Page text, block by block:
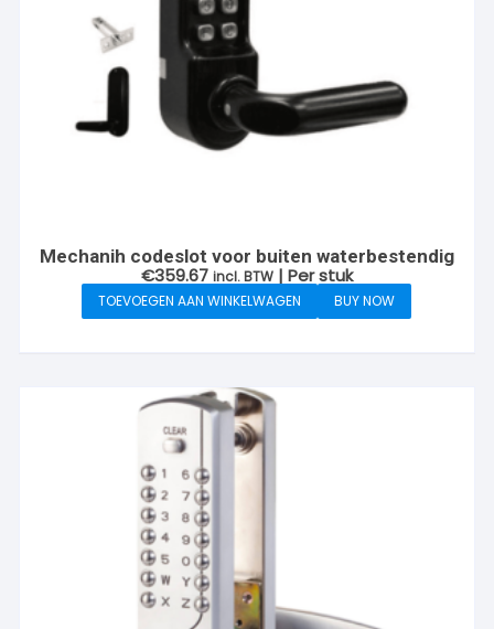
Mechanih codeslot voor buiten waterbestendig
€359.67 incl. BTW | Per stuk
TOEVOEGEN AAN WINKELWAGEN BUY NOW